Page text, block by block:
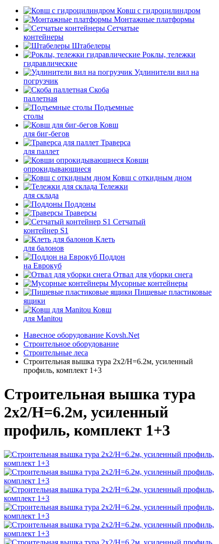
Ковш с гидроцилиндром
Монтажные платформы
Сетчатые
контейнеры
Штабелеры
Роклы, тележки
гидравлические
Удлинители вил на
погрузчик
Скоба
паллетная
Подъемные
столы
Ковш
для биг-бегов
Траверса
для паллет
Ковши
опрокидывающиеся
Ковш с откидным дном
Тележки
для склада
Поддоны
Траверсы
Сетчатый
контейнер S1
Клеть
для балонов
Поддон
на Еврокуб
Отвал для уборки снега
Мусорные контейнеры
Пищевые пластиковые
ящики
Ковш
для Manitou
Навесное оборудование Kovsh.Net
Строительное оборудование
Строительные леса
Строительная вышка тура 2х2/Н=6.2м, усиленный
профиль, комплект 1+3
Строительная вышка тура
2х2/Н=6.2м, усиленный
профиль, комплект 1+3